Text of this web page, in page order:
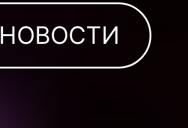
НОВОСТИ